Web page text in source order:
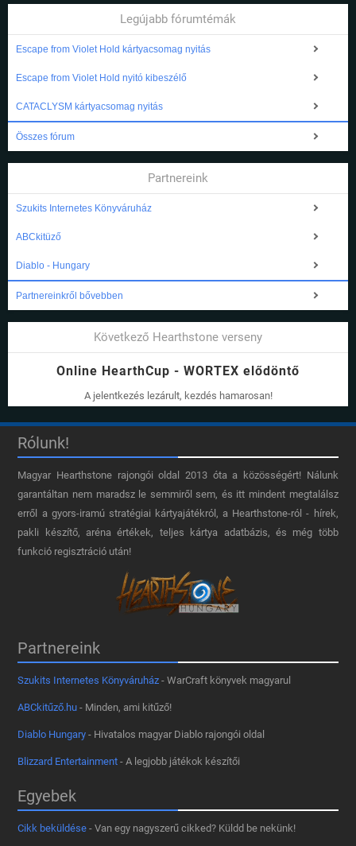
Legújabb fórumtémák
Escape from Violet Hold kártyacsomag nyitás
Escape from Violet Hold nyitó kibeszélő
CATACLYSM kártyacsomag nyitás
Összes fórum
Partnereink
Szukits Internetes Könyváruház
ABCkitüző
Diablo - Hungary
Partnereinkről bővebben
Következő Hearthstone verseny
Online HearthCup - WORTEX elődöntő
A jelentkezés lezárult, kezdés hamarosan!
Rólunk!
Magyar Hearthstone​ rajongói oldal 2013 óta a közösségért! Nálunk
garantáltan nem maradsz le semmiről sem, és itt mindent megtalálsz
erről a gyors-iramú stratégiai kártyajátékról, a Hearthstone-ról - hírek,
pakli készítő, aréna értékek, teljes kártya adatbázis, és még több
funkció regisztráció után!
Partnereink
Szukits Internetes Könyváruház - WarCraft könyvek magyarul
ABCkitűző.hu - Minden, ami kitűző!
Diablo Hungary - Hivatalos magyar Diablo rajongói oldal
Blizzard Entertainment - A legjobb játékok készítői
Egyebek
Cikk beküldése - Van egy nagyszerű cikked? Küldd be nekünk!